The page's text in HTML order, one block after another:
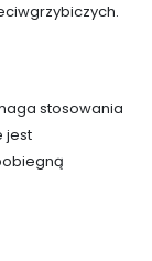
stosowania
jest